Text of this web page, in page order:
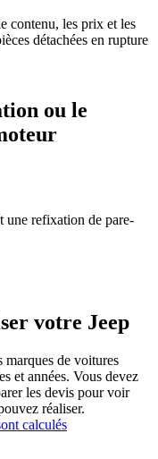
contenu, les prix et les
détachées en rupture
ou le
une refixation de pare-
votre Jeep
marques de voitures
et années. Vous devez
les devis pour voir
réaliser.
calculés